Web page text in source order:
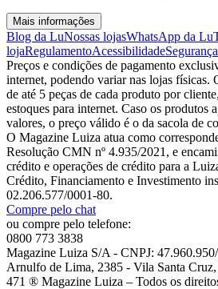
Mais informações
Blog da LuNossas lojasWhatsApp da Lu
lojaRegulamentoAcessibilidade
Preços e condições de pagamento
internet, podendo variar nas lojas físicas.
de até 5 peças de cada produto por
estoques para internet. Caso os produtos
valores, o preço válido é o da sacola de
O Magazine Luiza atua como
Resolução CMN nº 4.935/2021, e
crédito e operações de crédito para a
Crédito, Financiamento e Investimento
02.206.577/0001-80.
Compre pelo chat
ou compre pelo telefone:
0800 773 3838
Magazine Luiza S/A - CNPJ:
Arnulfo de Lima, 2385 - Vila Santa
471 ® Magazine Luiza – Todos os